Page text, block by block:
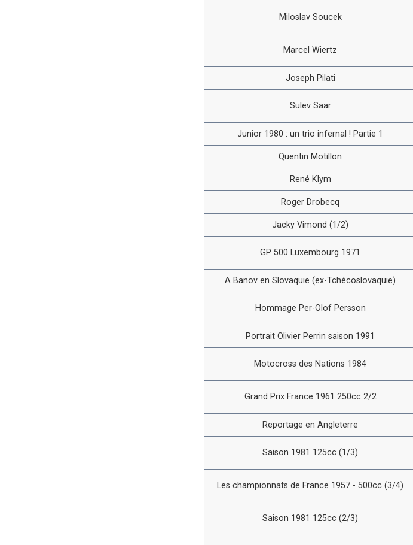
Miloslav Soucek
Marcel Wiertz
Joseph Pilati
Sulev Saar
Junior 1980 : un trio infernal ! Partie 1
Quentin Motillon
René Klym
Roger Drobecq
Jacky Vimond (1/2)
GP 500 Luxembourg 1971
A Banov en Slovaquie (ex-Tchécoslovaquie)
Hommage Per-Olof Persson
Portrait Olivier Perrin saison 1991
Motocross des Nations 1984
Grand Prix France 1961 250cc 2/2
Reportage en Angleterre
Saison 1981 125cc (1/3)
Les championnats de France 1957 - 500cc (3/4)
Saison 1981 125cc (2/3)